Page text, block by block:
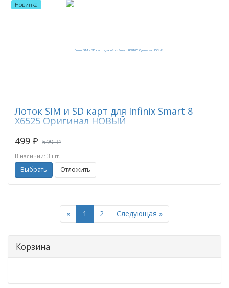
Новинка
Лоток SIM и SD карт для Infinix Smart 8
X6525 Оригинал НОВЫЙ
499 p 599 p
В наличии: 3 шт.
Выбрать Отложить
«Previous
1 2 Следующая »Next
Корзина